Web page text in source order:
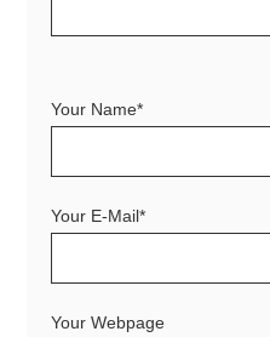
Your Name*
Your E-Mail*
Your Webpage